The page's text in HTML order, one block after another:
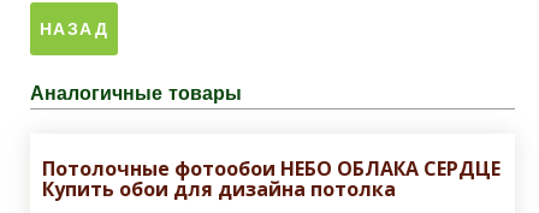
Аналогичные товары
Потолочные фотообои НЕБО ОБЛАКА СЕРДЦЕ
Купить обои для дизайна потолка